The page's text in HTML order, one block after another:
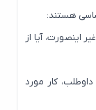
هستند:
آیا از
کار مورد